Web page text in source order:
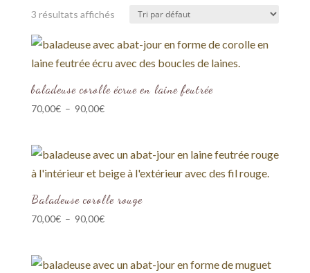
3 résultats affichés
baladeuse corolle écrue en laine feutrée
70,00€ – 90,00€Plage
70,00€
à
Baladeuse corolle rouge
70,00€ – 90,00€Plage
70,00€